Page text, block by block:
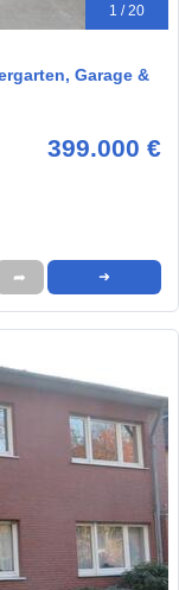
1 / 20
Garage &
399.000 €
➦ ➜